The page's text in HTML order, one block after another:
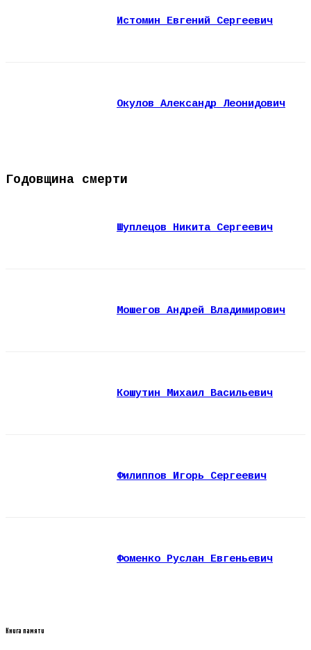
Истомин Евгений Сергеевич
Окулов Александр Леонидович
Годовщина смерти
Шуплецов Никита Сергеевич
Мошегов Андрей Владимирович
Кошутин Михаил Васильевич
Филиппов Игорь Сергеевич
Фоменко Руслан Евгеньевич
Книга памяти